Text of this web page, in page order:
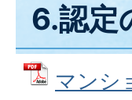
6.認定
マンシ